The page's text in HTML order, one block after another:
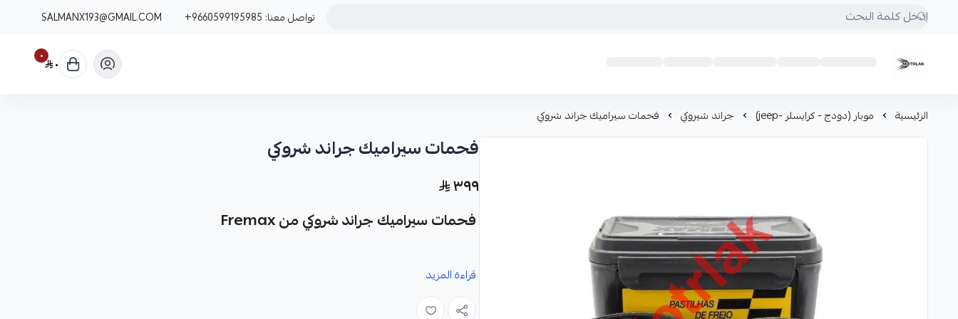
تواصل معنا: +9660599195985
SALMANX193@GMAIL.COM
Motrlak
٠ ٠
الرئيسية موبار (دودج - كرايسلر -jeep) جراند شيروكي فحمات سيراميك جراند شروكي
فحمات سيراميك جراند شروكي
٣٩٩
فحمات سيراميك جراند شروكي من Fremax
قراءة المزيد